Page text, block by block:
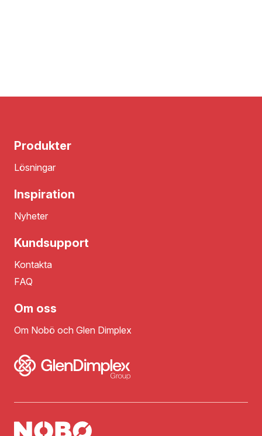
Produkter
Lösningar
Inspiration
Nyheter
Kundsupport
Kontakta
FAQ
Om oss
Om Nobö och Glen Dimplex